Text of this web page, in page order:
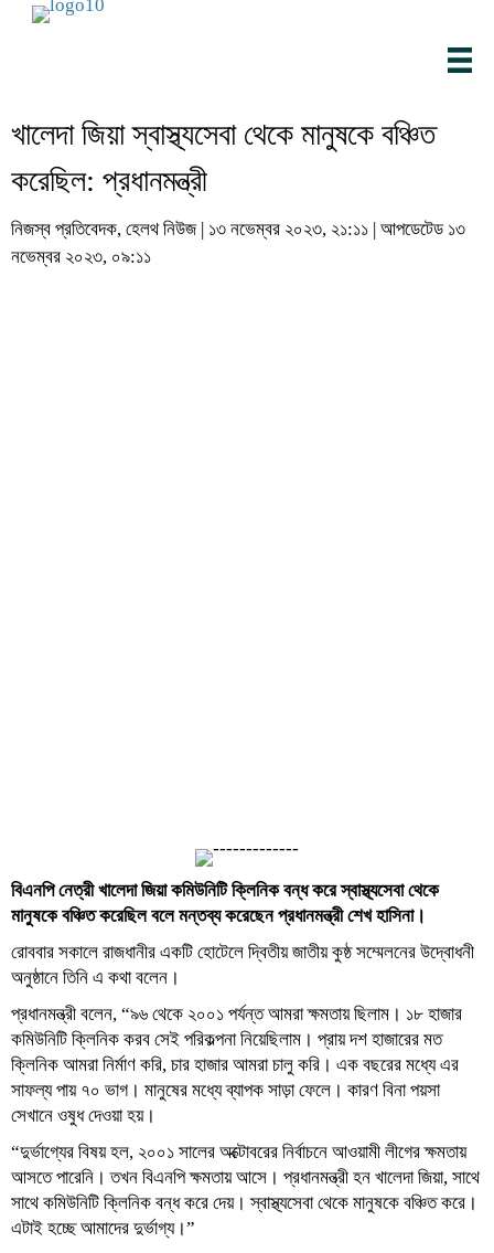
খালেদা জিয়া স্বাস্থ্যসেবা থেকে মানুষকে বঞ্চিত
করেছিল: প্রধানমন্ত্রী
নিজস্ব প্রতিবেদক, হেলথ নিউজ | ১৩ নভেম্বর ২০২৩, ২১:১১ | আপডেটেড ১৩
নভেম্বর ২০২৩, ০৯:১১
বিএনপি নেত্রী খালেদা জিয়া কমিউনিটি ক্লিনিক বন্ধ করে স্বাস্থ্যসেবা থেকে
মানুষকে বঞ্চিত করেছিল বলে মন্তব্য করেছেন প্রধানমন্ত্রী শেখ হাসিনা।
রোববার সকালে রাজধানীর একটি হোটেলে দ্বিতীয় জাতীয় কুষ্ঠ সম্মেলনের উদ্বোধনী
অনুষ্ঠানে তিনি এ কথা বলেন।
প্রধানমন্ত্রী বলেন, “৯৬ থেকে ২০০১ পর্যন্ত আমরা ক্ষমতায় ছিলাম। ১৮ হাজার
কমিউনিটি ক্লিনিক করব সেই পরিকল্পনা নিয়েছিলাম। প্রায় দশ হাজারের মত
ক্লিনিক আমরা নির্মাণ করি, চার হাজার আমরা চালু করি। এক বছরের মধ্যে এর
সাফল্য পায় ৭০ ভাগ। মানুষের মধ্যে ব্যাপক সাড়া ফেলে। কারণ বিনা পয়সা
সেখানে ওষুধ দেওয়া হয়।
“দুর্ভাগ্যের বিষয় হল, ২০০১ সালের অক্টোবরের নির্বাচনে আওয়ামী লীগের ক্ষমতায়
আসতে পারেনি। তখন বিএনপি ক্ষমতায় আসে। প্রধানমন্ত্রী হন খালেদা জিয়া, সাথে
সাথে কমিউনিটি ক্লিনিক বন্ধ করে দেয়। স্বাস্থ্যসেবা থেকে মানুষকে বঞ্চিত করে।
এটাই হচ্ছে আমাদের দুর্ভাগ্য।”